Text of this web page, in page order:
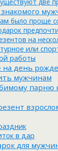
было проще
на
или
работы
день
мужчинам
парню
в дар
для